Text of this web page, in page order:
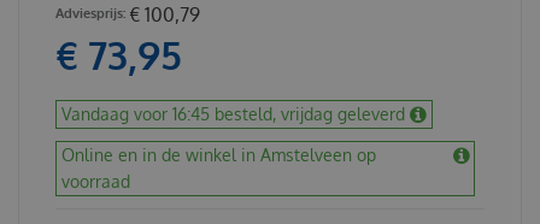
€ 100,79
€ 73,95
Vandaag voor 16:45 besteld, vrijdag geleverd
Online en in de winkel in Amstelveen op
voorraad